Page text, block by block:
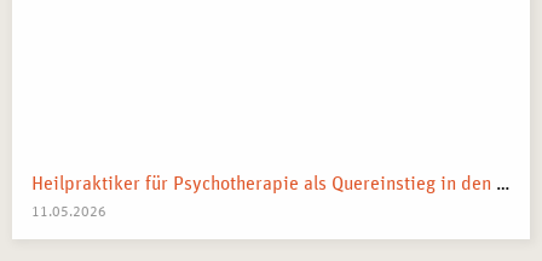
Heilpraktiker für Psychotherapie als Quereinstieg in den Heilberuf
11.05.2026